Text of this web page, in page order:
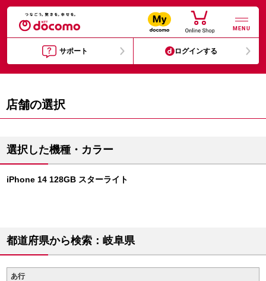
MENU
サポート ログインする
店舗の選択
選択した機種・カラー
iPhone 14 128GB スターライト
都道府県から検索：岐阜県
あ行